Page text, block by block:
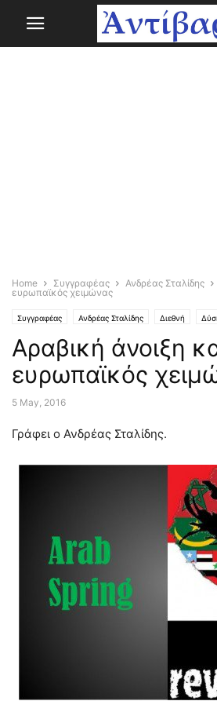
Home Συγγραφέας Ανδρέας Σταλίδης
ευρωπαϊκός χειμώνας
Συγγραφέας Ανδρέας Σταλίδης Διεθνή
Αραβική άνοιξη
ευρωπαϊκός
5 May, 2016
Γράφει ο Ανδρέας Σταλίδης.